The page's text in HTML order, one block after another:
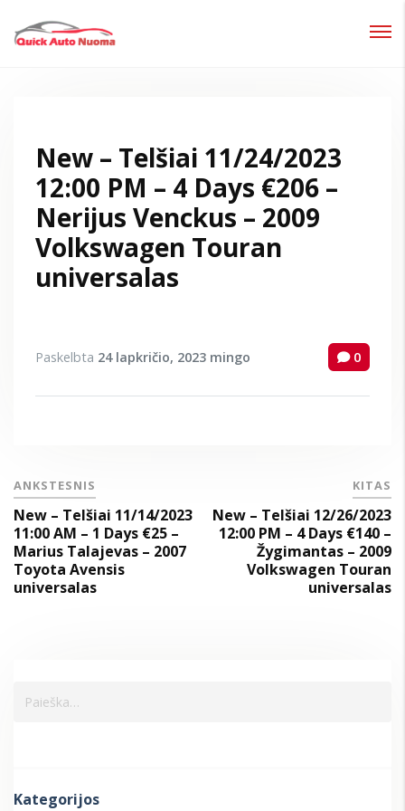
New – Telšiai 11/24/2023
12:00 PM – 4 Days €206 –
Nerijus Venckus – 2009
Volkswagen Touran
universalas
Paskelbta 24 lapkričio, 2023 mingo 0
ANKSTESNIS
New – Telšiai 11/14/2023
11:00 AM – 1 Days €25 –
Marius Talajevas – 2007
Toyota Avensis
universalas
KITAS
New – Telšiai 12/26/2023
12:00 PM – 4 Days €140 –
Žygimantas – 2009
Volkswagen Touran
universalas
Kategorijos